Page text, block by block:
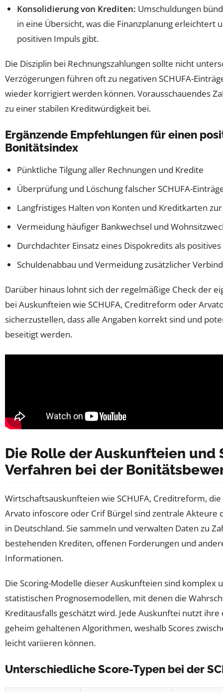
Konsolidierung von Krediten: Umschuldungen
in eine Übersicht, was die Finanzplanung erleichtert
positiven Impuls gibt.
Die Disziplin bei Rechnungszahlungen sollte nicht
Verzögerungen führen oft zu negativen SCHUFA-
wieder korrigiert werden können. Vorausschauendes
zu einer stabilen Kreditwürdigkeit bei.
Ergänzende Empfehlungen für einen
Bonitätsindex
Pünktliche Tilgung aller Rechnungen und Kredite
Überprüfung und Löschung falscher SCHUFA-
Langfristiges Halten von Konten und Kreditkarten
Vermeidung häufiger Bankwechsel und
Durchdachter Einsatz eines Dispokredits als
Schuldenabbau und Vermeidung zusätzlicher
Darüber hinaus lohnt sich der regelmäßige Check der
bei Auskunfteien wie SCHUFA, Creditreform oder
sicherzustellen, dass alle Angaben korrekt sind und
beseitigt werden.
Die Rolle der Auskunfteien und
Verfahren bei der
Wirtschaftsauskunfteien wie SCHUFA, Creditreform, die
Arvato infoscore oder Crif Bürgel sind zentrale Akteure
in Deutschland. Sie sammeln und verwalten Daten zu
bestehenden Krediten, offenen Forderungen und
Informationen.
Die Scoring-Modelle dieser Auskunfteien sind komplex
statistischen Prognosemodellen, mit denen die
Kreditausfalls geschätzt wird. Jede Auskunftei nutzt
geheim gehaltenen Algorithmen, weshalb Scores
leicht variieren können.
Unterschiedliche Score-Typen bei der